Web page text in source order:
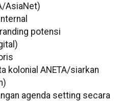
AsiaNet)
potensi
ANETA/siarkan
agenda setting secara